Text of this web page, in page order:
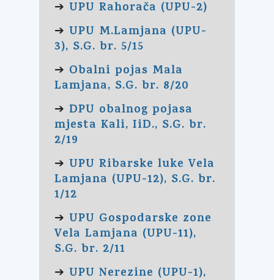
➔ UPU Rahorača (UPU-2)
➔ UPU M.Lamjana (UPU-
3), S.G. br. 5/15
➔ Obalni pojas Mala
Lamjana, S.G. br. 8/20
➔ DPU obalnog pojasa
mjesta Kali, IiD., S.G. br.
2/19
➔ UPU Ribarske luke Vela
Lamjana (UPU-12), S.G. br.
1/12
➔ UPU Gospodarske zone
Vela Lamjana (UPU-11),
S.G. br. 2/11
➔ UPU Nerezine (UPU-1),